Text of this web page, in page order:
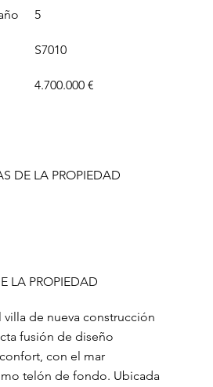
5
S7010
4.700.000 €
DE LA PROPIEDAD
LA PROPIEDAD
villa de nueva construcción
fusión de diseño
con el mar
telón de fondo. Ubicada